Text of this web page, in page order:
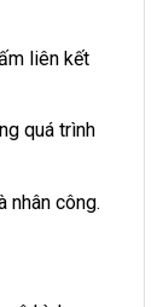
liên kết
quá trình
nhân công.